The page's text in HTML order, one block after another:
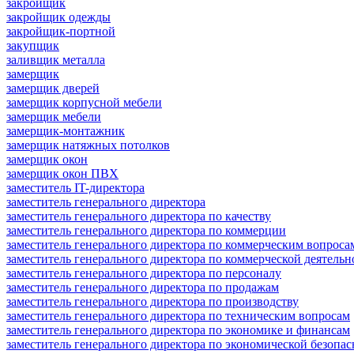
закройщик одежды
закройщик-портной
закупщик
заливщик металла
замерщик
замерщик дверей
замерщик корпусной мебели
замерщик мебели
замерщик-монтажник
замерщик натяжных потолков
замерщик окон
замерщик окон ПВХ
заместитель IT-директора
заместитель генерального директора
заместитель генерального директора по качеству
заместитель генерального директора по коммерции
заместитель генерального директора по коммерческим
заместитель генерального директора по коммерческой
заместитель генерального директора по персоналу
заместитель генерального директора по продажам
заместитель генерального директора по производству
заместитель генерального директора по техническим вопросам
заместитель генерального директора по экономике и финансам
заместитель генерального директора по экономической